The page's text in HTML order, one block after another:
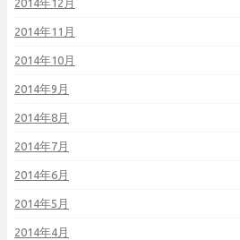
2014年12月
2014年11月
2014年10月
2014年9月
2014年8月
2014年7月
2014年6月
2014年5月
2014年4月